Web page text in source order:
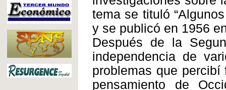
tema se tituló
y se publicó en 1956
Después de la
independencia de
problemas que
pensamiento de